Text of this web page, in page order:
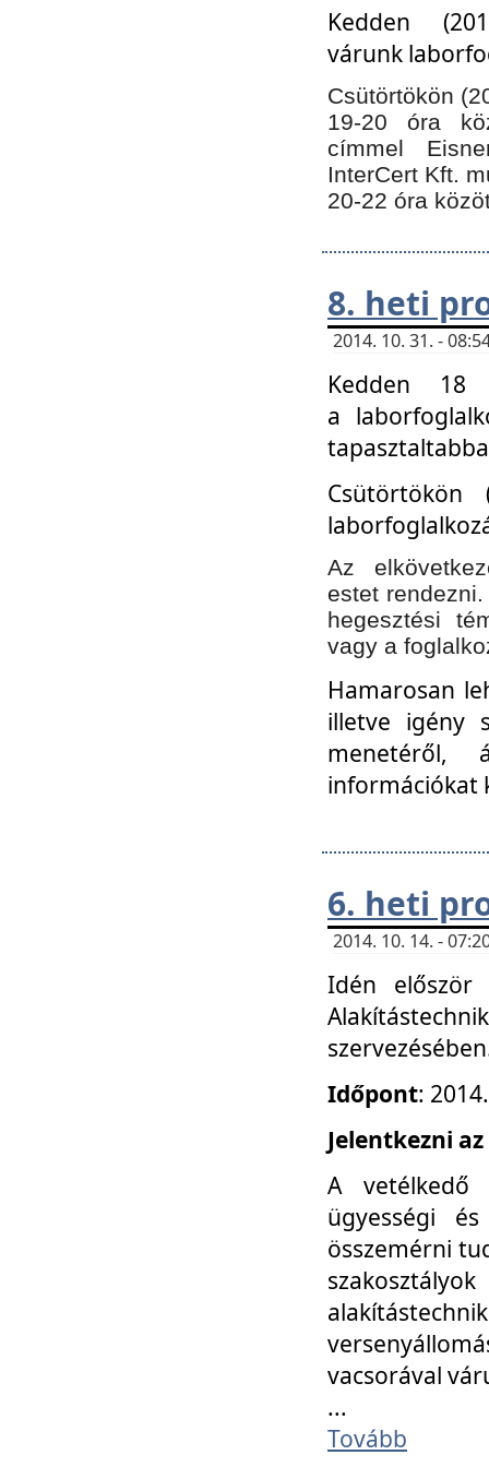
Kedden
várunk
Csütörtökön
19-20 óra
címmel
InterCert Kft.
20-22 óra
8. heti
2014. 10. 31. -
Kedden 18
a
Az
estet
hegesztési
vagy a
Hamarosan
illetve igény
menetéről,
információkat
6. heti
2014. 10. 14. -
Idén
Időpont:
Jelentkezni az
A vetélkedő
ügyességi
összemérni
vacsorával
...
Tovább